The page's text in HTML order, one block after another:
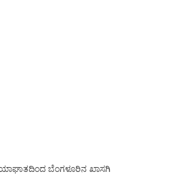
ಬೆಂಗಳೂರಿನ ಖಾಸಗಿ